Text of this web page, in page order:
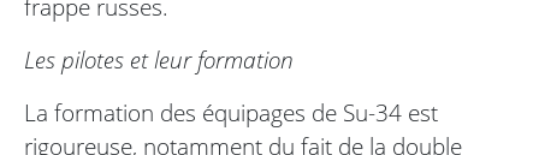
frappe russes.
Les pilotes et leur formation
La formation des équipages de Su-34 est
rigoureuse, notamment du fait de la double